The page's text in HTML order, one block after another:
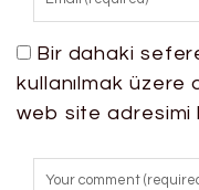
Bir dahaki
kullanılmak üzere
web site adresimi